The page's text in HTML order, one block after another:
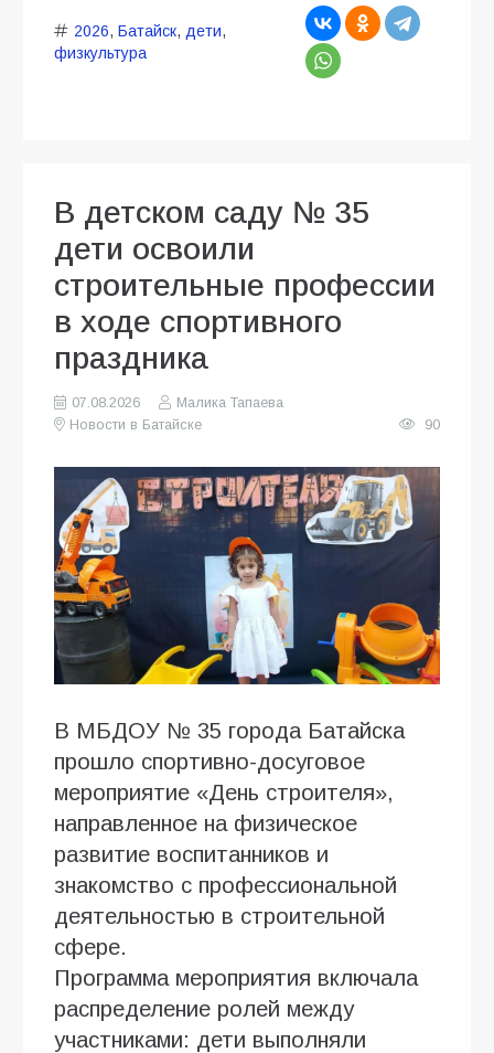
2026, Батайск, дети,
физкультура
В детском саду № 35
дети освоили
строительные профессии
в ходе спортивного
праздника
07.08.2026
Малика Тапаева
Новости в Батайске
90
В МБДОУ № 35 города Батайска
прошло спортивно-досуговое
мероприятие «День строителя»,
направленное на физическое
развитие воспитанников и
знакомство с профессиональной
деятельностью в строительной
сфере.
Программа мероприятия включала
распределение ролей между
участниками: дети выполняли